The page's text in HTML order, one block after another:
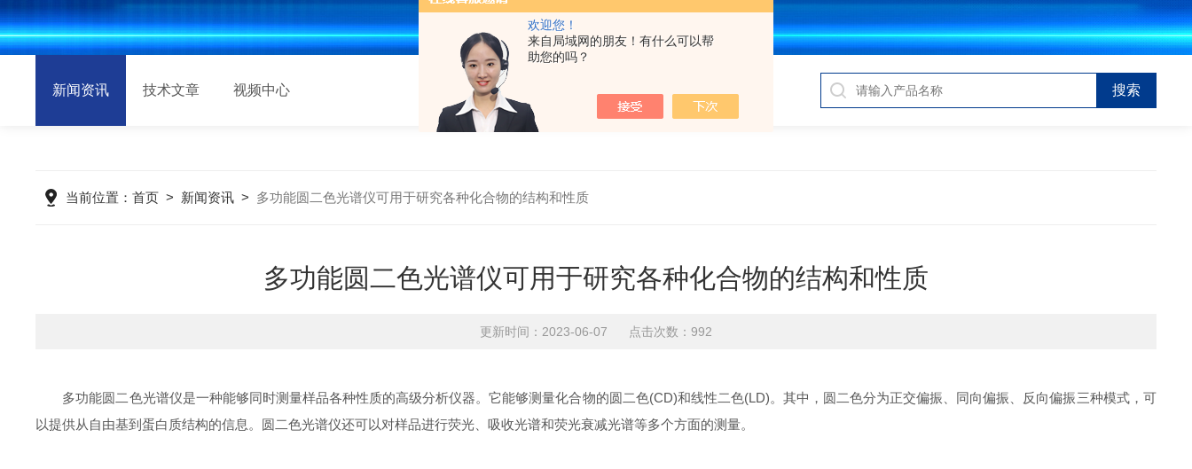
欢迎您！
来自局域网的朋友！有什么可以帮
助您的吗？
新闻资讯 技术文章 视频中心
当前位置：首页 > 新闻资讯 > 多功能圆二色光谱仪可用于研究各种化合物的结构和性质
多功能圆二色光谱仪可用于研究各种化合物的结构和性质
更新时间：2023-06-07 点击次数：992
多功能圆二色光谱仪是一种能够同时测量样品各种性质的高级分析仪器。它能够测量化合物的圆二色(CD)和线性二色(LD)。其中，圆二色分为正交偏振、同向偏振、反向偏振三种模式，可
以提供从自由基到蛋白质结构的信息。圆二色光谱仪还可以对样品进行荧光、吸收光谱和荧光衰减光谱等多个方面的测量。